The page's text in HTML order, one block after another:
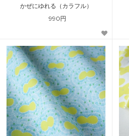
かぜにゆれる（カラフル）
990円